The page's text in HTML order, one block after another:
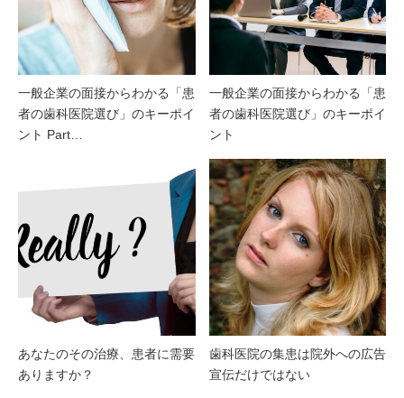
一般企業の面接からわかる「患
者の歯科医院選び」のキーポイ
ント Part…
一般企業の面接からわかる「患
者の歯科医院選び」のキーポイ
ント
あなたのその治療、患者に需要
ありますか？
歯科医院の集患は院外への広告
宣伝だけではない